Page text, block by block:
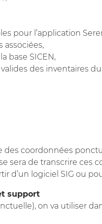
pour l’application
base SICEN,
des inventaires
des coordonnées
sera de transcrire ces
d’un logiciel SIG ou
support
on va utiliser